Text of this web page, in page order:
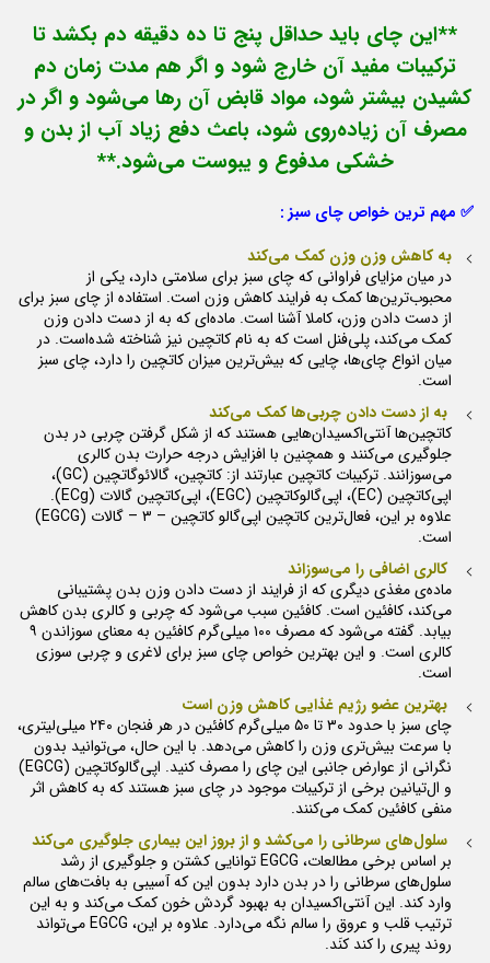
**این چای باید حداقل پنج تا ده دقیقه دم بکشد تا
ترکیبات مفید آن خارج شود و اگر هم مدت زمان دم
کشیدن بیشتر شود، مواد قابض آن رها می‌شود و اگر در
مصرف آن زیاده‌روی شود، باعث دفع زیاد آب از بدن و
خشکی مدفوع و یبوست می‌شود.**
✅ مهم ترین خواص چای سبز :
به کاهش وزن وزن کمک می‌کند
در میان مزایای فراوانی که چای سبز برای سلامتی دارد، یکی از
محبوب‌ترین‌ها کمک به فرایند کاهش وزن است. استفاده از چای سبز برای
از دست دادن وزن، کاملا آشنا است. ماده‌ای که به از دست دادن وزن
کمک می‌کند، پلی‌فنل است که به نام کاتچین نیز شناخته شده‌است. در
میان انواع چای‌ها، چایی که بیش‌ترین میزان کاتچین را دارد، چای سبز
است.
به از دست دادن چربی‌ها کمک می‌کند
کاتچین‌ها آنتی‌اکسیدان‌هایی هستند که از شکل گرفتن چربی در بدن
جلوگیری می‌کنند و همچنین با افزایش درجه حرارت بدن کالری
می‌سوزانند. ترکیبات کاتچین عبارتند از: کاتچین، گالائوگاتچین (GC)،
اپی‌کاتچین (EC)، اپی‌گالوکاتچین (EGC)، اپی‌کاتچین گالات (ECg).
علاوه بر این، فعا‌ل‌ترین کاتچین اپی‌گالو کاتچین – ۳ – گالات (EGCG)
است.
کالری اضافی را می‌سوزاند
ماده‌ی مغذی دیگری که از فرایند از دست دادن وزن بدن پشتیبانی
می‌کند، کافئین است. کافئین سبب می‌شود که چربی و کالری بدن کاهش
بیابد. گفته می‌شود که مصرف ۱۰۰ میلی‌گرم کافئین به معنای سوزاندن ۹
کالری است. و این بهترین خواص چای سبز برای لاغری و چربی سوزی
است.
بهترین عضو رژیم غذایی کاهش وزن است
چای سبز با حدود ۳۰ تا ۵۰ میلی‌گرم کافئین در هر فنجان ۲۴۰ میلی‌لیتری،
با سرعت بیش‌تری وزن را کاهش می‌دهد. با این حال، می‌توانید بدون
نگرانی از عوارض جانبی این چای را مصرف کنید. اپی‌گالوکاتچین (EGCG)
و ال‌تیانین برخی از ترکیبات موجود در چای سبز هستند که به کاهش اثر
منفی کافئین کمک می‌کنند.
سلول‌های سرطانی را می‌کشد و از بروز این بیماری جلوگیری می‌کند
بر اساس برخی مطالعات، EGCG توانایی کشتن و جلوگیری از رشد
سلول‌های سرطانی را در بدن دارد بدون این که آسیبی به بافت‌های سالم
وارد کند. این آنتی‌اکسیدان به بهبود گردش خون کمک می‌کند و به این
ترتیب قلب و عروق را سالم نگه می‌دارد. علاوه بر این، EGCG می‌تواند
روند پیری را کند کنَد.